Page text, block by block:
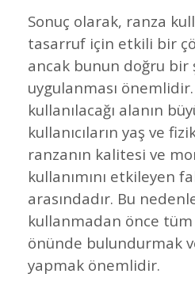
Sonuç olarak, ranza
tasarruf için etkili bir
ancak bunun doğru bir
uygulanması önemlidir.
kullanılacağı alanın
kullanıcıların yaş ve
ranzanın kalitesi ve
kullanımını etkileyen
arasındadır. Bu
kullanmadan önce
önünde bulundurmak
yapmak önemlidir.